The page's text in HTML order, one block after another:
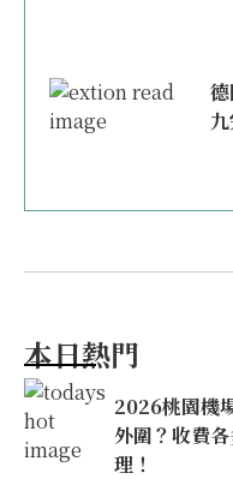
本日熱門
2026桃園機
外圍？收費
理！